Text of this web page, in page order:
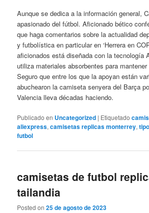
Aunque se dedica a la información general,
apasionado del fútbol. Aficionado bético
que haga comentarios sobre la actualidad
y futbolística en particular en ‘Herrera en
aficionados está diseñada con la tecnología
utiliza materiales absorbentes para
Seguro que entre los que la apoyan están
abuchearon la camiseta senyera del Barça
Valencia lleva décadas haciendo.
Publicado en Uncategorized | Etiquetado
aliexpress,camisetas replicas monterrey,
futbol
camisetas de futbol
tailandia
Posted on25 de agosto de 2023